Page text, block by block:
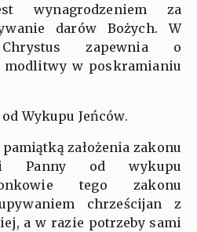
wynagrodzeniem za
darów Bożych. W
zapewnia o
modlitwy w poskramianiu
Wykupu Jeńców.
założenia zakonu
Panny od wykupu
tego zakonu
chrześcijan z
a w razie potrzeby sami